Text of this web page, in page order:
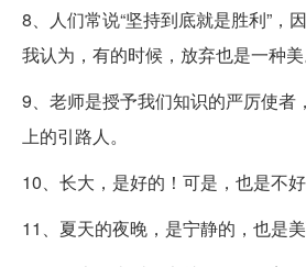
8、人们常说“坚持到底就是胜利”，
我认为，有的时候，放弃也是一种美
9、老师是授予我们知识的严厉使者
上的引路人。
10、长大，是好的！可是，也是不好
11、夏天的夜晚，是宁静的，也是美